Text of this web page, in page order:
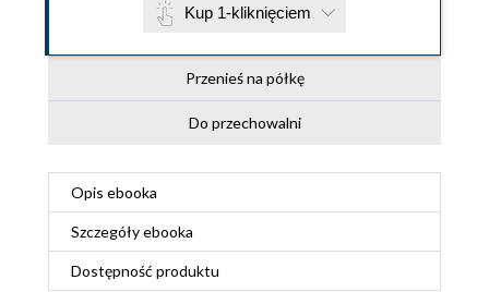
Kup 1-kliknięciem
Przenieś na półkę
Do przechowalni
Opis ebooka
Szczegółyebooka
Dostępność produktu